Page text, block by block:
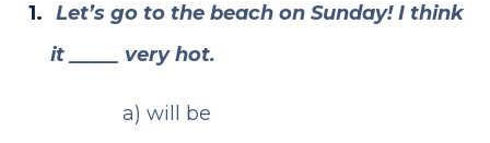
Let’s go to the beach on Sunday! I think
it _____ very hot.
a) will be